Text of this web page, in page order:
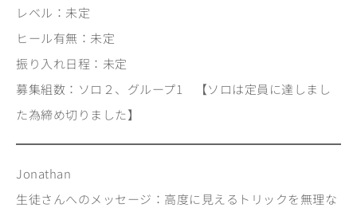
レベル：未定
ヒール有無：未定
振り入れ日程：未定
募集組数：ソロ２、グループ1 【ソロは定員に達しまし
た為締め切りました】
Jonathan
生徒さんへのメッセージ：高度に見えるトリックを無理な